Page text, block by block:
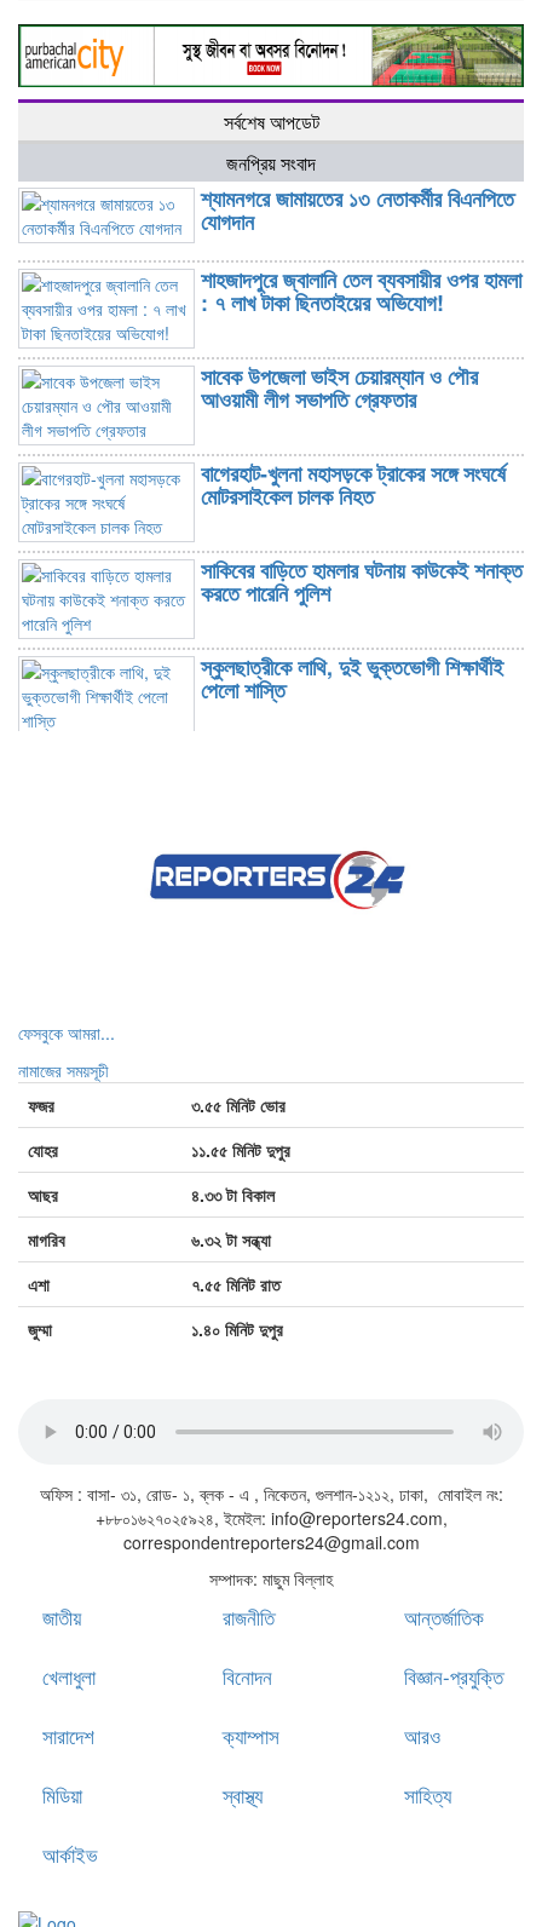
সর্বশেষ আপডেট
জনপ্রিয় সংবাদ
শ্যামনগরে জামায়তের ১৩ নেতাকর্মীর বিএনপিতে
যোগদান
শাহজাদপুরে জ্বালানি তেল ব্যবসায়ীর ওপর হামলা
: ৭ লাখ টাকা ছিনতাইয়ের অভিযোগ!
সাবেক উপজেলা ভাইস চেয়ারম্যান ও পৌর
আওয়ামী লীগ সভাপতি গ্রেফতার
বাগেরহাট-খুলনা মহাসড়কে ট্রাকের সঙ্গে সংঘর্ষে
মোটরসাইকেল চালক নিহত
সাকিবের বাড়িতে হামলার ঘটনায় কাউকেই শনাক্ত
করতে পারেনি পুলিশ
স্কুলছাত্রীকে লাথি, দুই ভুক্তভোগী শিক্ষার্থীই
পেলো শাস্তি
মাদকাসক্ত অবস্থায় নিজ ঘরে আগুন,
শাহরাস্তিতে যুবক গ্রেপ্তার
ভর্তি নারী
ফেসবুকে আমরা...
নামাজের সময়সূচী
ফজর
৩.৫৫ মিনিট ভোর
যোহর
১১.৫৫ মিনিট দুপুর
আছর
৪.৩৩ টা বিকাল
মাগরিব
৬.৩২ টা সন্ধ্যা
এশা
৭.৫৫ মিনিট রাত
জুম্মা
১.৪০ মিনিট দুপুর
অফিস : বাসা- ৩১, রোড- ১, ব্লক - এ , নিকেতন, গুলশান-১২১২, ঢাকা, মোবাইল নং:
+৮৮০১৬২৭০২৫৯২৪, ইমেইল: info@reporters24.com,
correspondentreporters24@gmail.com
সম্পাদক: মাছুম বিল্লাহ
জাতীয় রাজনীতি
আন্তর্জাতিক
খেলাধুলা
বিনোদন
বিজ্ঞান-প্রযুক্তি
সারাদেশ
ক্যাম্পাস
আরও
মিডিয়া
স্বাস্থ্য
সাহিত্য
আর্কাইভ